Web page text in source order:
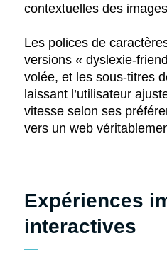
contextuelles des
Les polices de
versions « dyslexie-
volée, et les sous-titres
laissant l’utilisateur
vitesse selon ses
vers un web
Expériences
interactives